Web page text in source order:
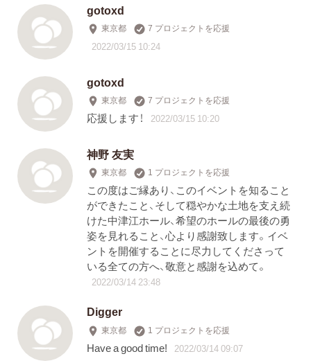
gotoxd
東京都 7 プロジェクトを応援
2022/03/15 10:24
gotoxd
東京都 7 プロジェクトを応援
応援します！ 2022/03/15 10:20
神野 友実
東京都 1 プロジェクトを応援
この度はご縁あり、このイベントを知ること
ができたこと、そして穏やかな土地を支え続
けた中津江ホール、希望のホールの最後の勇
姿を見れること、心より感謝致します。イベ
ントを開催することに尽力してくださって
いる全ての方へ、敬意と感謝を込めて。
2022/03/14 23:48
Digger
東京都 1 プロジェクトを応援
Have a good time! 2022/03/14 09:07